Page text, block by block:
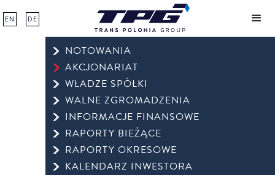
EN DE
NOTOWANIA
AKCJONARIAT
WŁADZE SPÓŁKI
WALNE ZGROMADZENIA
INFORMACJE FINANSOWE
RAPORTY BIEŻĄCE
RAPORTY OKRESOWE
KALENDARZ INWESTORA